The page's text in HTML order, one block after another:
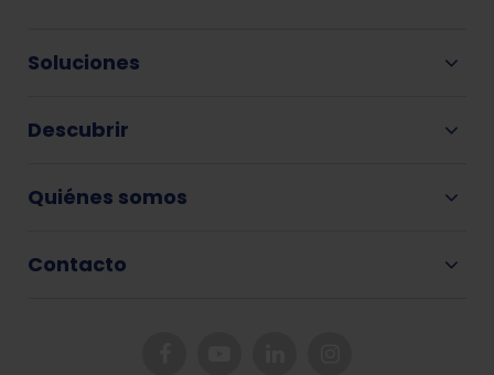
Soluciones
Descubrir
Quiénes somos
Contacto